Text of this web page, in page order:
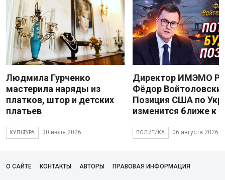
Людмила Гурченко
мастерила наряды из
платков, штор и детских
платьев
КУЛЬТУРА 30 июля 2026
Директор ИМЭМО
Фёдор
Позиция США по
изменится ближе к
ПОЛИТИКА 06 августа 2026
О САЙТЕ КОНТАКТЫ АВТОРЫ ПРАВОВАЯ ИНФОРМАЦИЯ